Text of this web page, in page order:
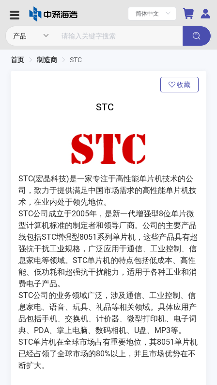
首页 制造商 STC
STC
收藏
‌STC(宏晶科技)是一家专注于高性能单片机技术的公
司，致力于提供满足中国市场需求的高性能单片机技
术，在业内处于领先地位。‌
STC公司成立于2005年，是新一代增强型8位单片微
型计算机标准的制定者和领导厂商。公司的主要产品
线包括STC增强型8051系列单片机，这些产品具有超
强抗干扰工业规格，广泛应用于通信、工业控制、信
息家电等领域。STC单片机的特点包括低成本、高性
能、低功耗和超强抗干扰能力，适用于各种工业和消
费电子产品‌。
STC公司的业务领域广泛，涉及通信、工业控制、信
息家电、语音、玩具、礼品等相关领域。具体应用产
品包括手机、交换机、计价器、微型打印机、电子词
典、PDA、掌上电脑、数码相机、U盘、MP3等。
STC单片机在全球市场占有重要地位，其8051单片机
已经占领了全球市场的80%以上，并且市场优势在不
断扩大‌。